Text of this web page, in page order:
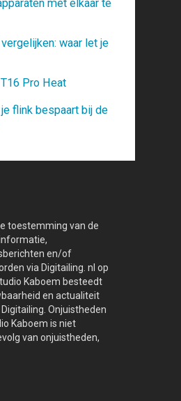
met elkaar te
waar let je
Pro Heat
flink bespaart bij de
toestemming van de
en/of
via Digitailing. nl op
Kaboem besteedt
en actualiteit
Onjuistheden
Kaboem is niet
van onjuistheden,